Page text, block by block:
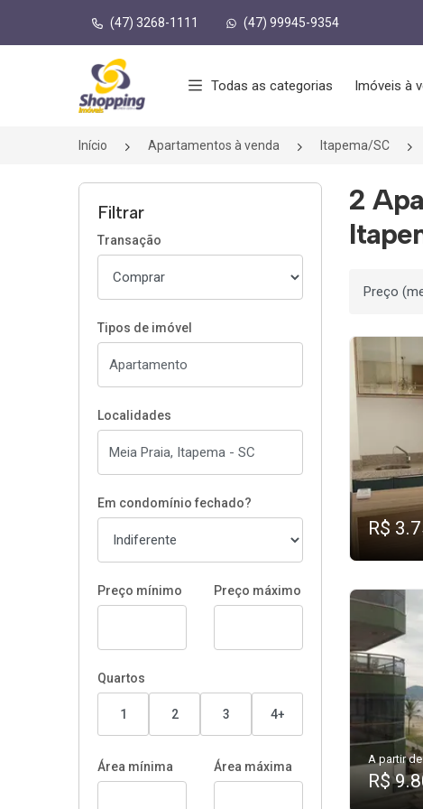
(47) 3268-1111 (47) 99945-9354
Página inicial
Todas as categorias Imóveis à
Início Apartamentos à venda Itapema/SC
Filtrar
Transação
Tipos de imóvel
Localidades
Em condomínio fechado?
Preço mínimo Preço máximo
Quartos
1 2 3 4+
Área mínima Área máxima
2
Ordenar
R$
A partir
R$